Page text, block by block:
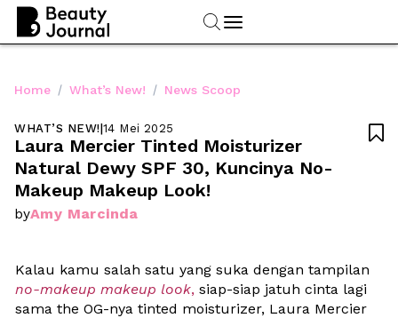
Home / What’s New! / News Scoop
WHAT’S NEW!|14 Mei 2025
Laura Mercier Tinted Moisturizer
Natural Dewy SPF 30, Kuncinya No-
Makeup Makeup Look!
byAmy Marcinda

no-makeup makeup look, siap-siap jatuh cinta lagi
sama the OG-nya tinted moisturizer, Laura Mercier